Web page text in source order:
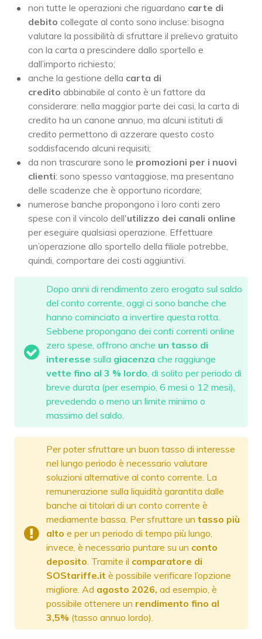
non tutte le operazioni che riguardano carte di
debito collegate al conto sono incluse: bisogna
valutare la possibilità di sfruttare il prelievo gratuito
con la carta a prescindere dallo sportello e
dall’importo richiesto;
anche la gestione della carta di
credito abbinabile al conto è un fattore da
considerare: nella maggior parte dei casi, la carta di
credito ha un canone annuo, ma alcuni istituti di
credito permettono di azzerare questo costo
soddisfacendo alcuni requisiti;
da non trascurare sono le promozioni per i nuovi
clienti: sono spesso vantaggiose, ma presentano
delle scadenze che è opportuno ricordare;
numerose banche propongono i loro conti zero
spese con il vincolo dell'utilizzo dei canali online
per eseguire qualsiasi operazione. Effettuare
un’operazione allo sportello della filiale potrebbe,
quindi, comportare dei costi aggiuntivi.
Dopo anni di rendimento zero erogato sul saldo
del conto corrente, oggi ci sono banche che
hanno cominciato a invertire questa rotta.
Sebbene propongano dei conti correnti online
zero spese, offrono anche un tasso di
interesse sulla giacenza che raggiunge
vette fino al 3 % lordo, di solito per periodo di
breve durata (per esempio, 6 mesi o 12 mesi),
prevedendo o meno un limite minimo o
massimo del saldo.
Per poter sfruttare un buon tasso di interesse
nel lungo periodo è necessario valutare
soluzioni alternative al conto corrente. La
remunerazione sulla liquidità garantita dalle
banche ai titolari di un conto corrente è
mediamente bassa. Per sfruttare un tasso più
alto e per un periodo di tempo più lungo,
invece, è necessario puntare su un conto
deposito. Tramite il comparatore di
SOStariffe.it è possibile verificare l’opzione
migliore. Ad agosto 2026, ad esempio, è
possibile ottenere un rendimento fino al
3,5% (tasso annuo lordo).